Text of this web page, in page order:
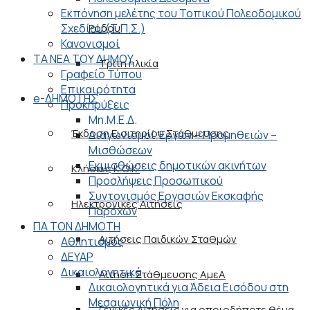
Ρόδου
Τρίτη ηλικία
e-ΔΗΜΟΤΗΣ
Έκδοση Εισιτηρίου Στάθμευσης
Κλήσεις Κ.Ο.Κ.
Ηλεκτρονικές Αιτήσεις
Αιτήσεις Παιδικών Σταθμών
Αίτηση Στάθμευσης ΑμεΑ
Εκπόνηση μελέτης του Τοπικού Πολεοδομικού
Σχεδίου (Τ.Π.Σ.)
Κανονισμοί
ΤΑ ΝΕΑ ΤΟΥ ΔΗΜΟΥ
Γραφείο Τύπου
Επικαιρότητα
Προκηρύξεις
Μη.Μ.Ε.Δ.
Διαγωνισμοί Έργων – Προμηθειών –
Μισθώσεων
Εκμισθώσεις δημοτικών ακινήτων
Προσλήψεις Προσωπικού
Συντονισμός Εργασιών Εκσκαφής
Παρόχων
ΓΙΑ ΤΟΝ ΔΗΜΟΤΗ
Αθλητισμός
ΔΕΥΑΡ
Δικαιολογητικά
Δικαιολογητικά για Άδεια Εισόδου στη
Μεσαιωνική Πόλη